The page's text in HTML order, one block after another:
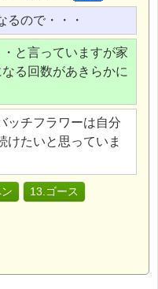
るので・・・
と言っていますが家
る回数があきらかに
ッチフラワーは自分
けたいと思っていま
13.ゴース